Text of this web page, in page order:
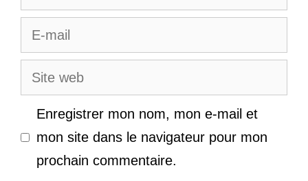
E-
mail
Site
web
Enregistrer mon nom, mon e-mail et
mon site dans le navigateur pour mon
prochain commentaire.